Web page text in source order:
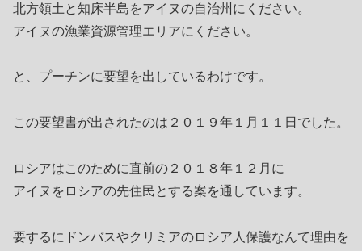
北方領土と知床半島をアイヌの自治州にください。
アイヌの漁業資源管理エリアにください。
と、プーチンに要望を出しているわけです。
この要望書が出されたのは２０１９年１月１１日でした。
ロシアはこのために直前の２０１８年１２月に
アイヌをロシアの先住民とする案を通しています。
要するにドンバスやクリミアのロシア人保護なんて理由を